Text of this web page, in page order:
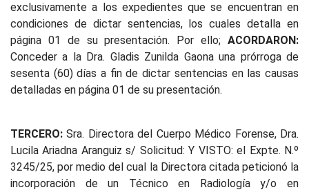
exclusivamente a los expedientes que se encuentran en
condiciones de dictar sentencias, los cuales detalla en
página 01 de su presentación. Por ello; ACORDARON:
Conceder a la Dra. Gladis Zunilda Gaona una prórroga de
sesenta (60) días a fin de dictar sentencias en las causas
detalladas en página 01 de su presentación.
TERCERO: Sra. Directora del Cuerpo Médico Forense, Dra.
Lucila Ariadna Aranguiz s/ Solicitud: Y VISTO: el Expte. N.º
3245/25, por medio del cual la Directora citada peticionó la
incorporación de un Técnico en Radiología y/o en